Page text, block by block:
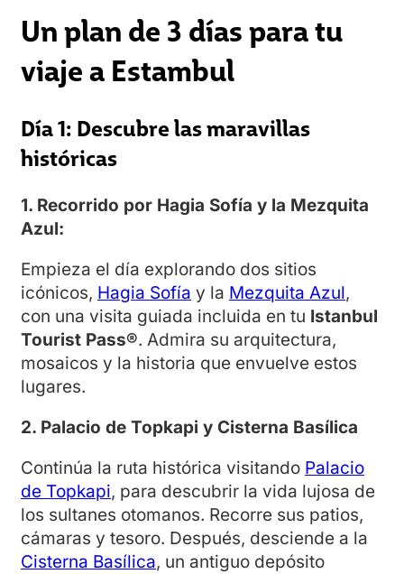
Un plan de 3 días para tu
viaje a Estambul
Día 1: Descubre las maravillas
históricas
1. Recorrido por Hagia Sofía y la Mezquita
Azul:
Empieza el día explorando dos sitios
icónicos, Hagia Sofía y la Mezquita Azul,
con una visita guiada incluida en tu Istanbul
Tourist Pass®. Admira su arquitectura,
mosaicos y la historia que envuelve estos
lugares.
2. Palacio de Topkapi y Cisterna Basílica
Continúa la ruta histórica visitando Palacio
de Topkapi, para descubrir la vida lujosa de
los sultanes otomanos. Recorre sus patios,
cámaras y tesoro. Después, desciende a la
Cisterna Basílica, un antiguo depósito